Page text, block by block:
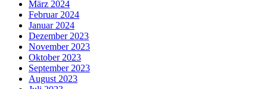
März 2024
Februar 2024
Januar 2024
Dezember 2023
November 2023
Oktober 2023
September 2023
August 2023